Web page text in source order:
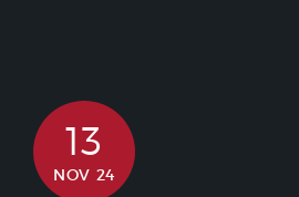
13
NOV 24